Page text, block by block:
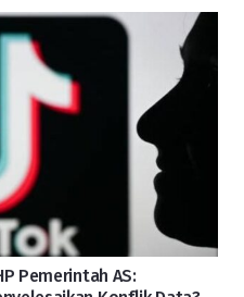
Pemerintah AS: